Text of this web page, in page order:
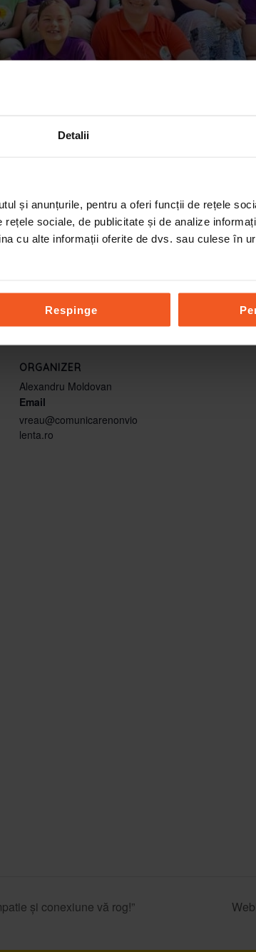
Detalii
și anunțurile, pentru a oferi funcții de rețele
sociale, de publicitate și de analize
cu alte informații oferite de dvs. sau culese în
Respinge
să învățăm, trăim și să ne bucurăm
ORGANIZER
Alexandru Moldovan
Email
vreau@comunicarenonvio
lenta.ro
și conexiune vă rog!”